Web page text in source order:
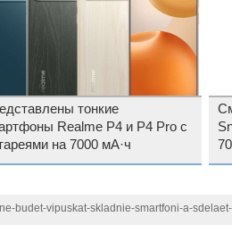
тонкие
Realme P4 и P4 Pro с
на 7000 мА·ч
budet-vipuskat-skladnie-smartfoni-a-